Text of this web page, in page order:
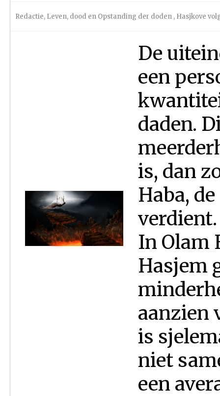
Redactie, Leven, dood en Opstanding der doden , Hasjkove
De
een
daden.
is, dan
Haba,
In Olam
Hasjem
aanzien
is
niet
een